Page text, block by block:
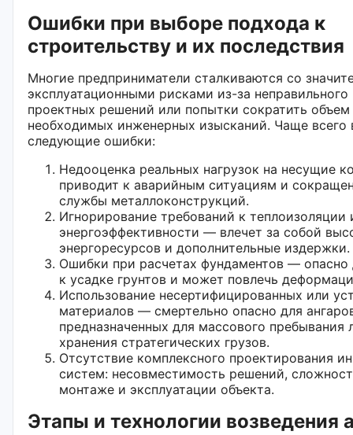
Ошибки при выборе подхода к
строительству и их последствия
Многие предприниматели сталкиваются со
эксплуатационными рисками из-за
проектных решений или попытки сократить объем
необходимых инженерных изысканий. Чаще всего
следующие ошибки:
Недооценка реальных нагрузок на несущие
приводит к аварийным ситуациям и
службы металлоконструкций.
Игнорирование требований к теплоизоляции
энергоэффективности — влечет за собой
энергоресурсов и дополнительные издержки.
Ошибки при расчетах фундаментов — опасно
к усадке грунтов и может повлечь
Использование несертифицированных или
материалов — смертельно опасно для
предназначенных для массового пребывания
хранения стратегических грузов.
Отсутствие комплексного проектирования
систем: несовместимость решений,
монтаже и эксплуатации объекта.
Этапы и технологии возведения